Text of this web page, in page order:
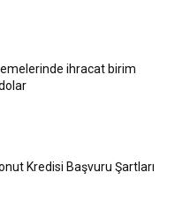
ihracat birim
Kredisi Başvuru Şartları